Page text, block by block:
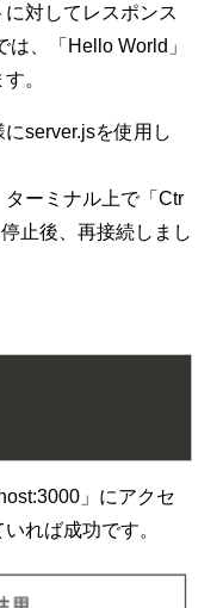
対してレスポンス
、「Hello World」
。
server.jsを使用し
ーミナル上で「Ctr
止後、再接続しまし
」にアクセ
れば成功です。